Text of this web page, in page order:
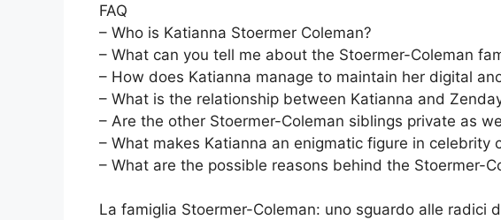
FAQ
– Who is Katianna Stoermer Coleman?
– What can you tell me about the Stoermer-Coleman
– How does Katianna manage to maintain her digital
– What is the relationship between Katianna and
– Are the other Stoermer-Coleman siblings private as
– What makes Katianna an enigmatic figure in celebrity
– What are the possible reasons behind the Stoermer-
La famiglia Stoermer-Coleman: uno sguardo alle radici